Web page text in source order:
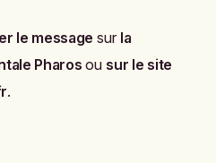
le message sur la
Pharos ou sur le site
.